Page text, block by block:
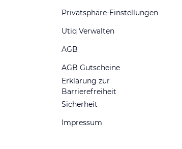
Privatsphäre-Einstellungen
Utiq Verwalten
AGB
AGB Gutscheine
Erklärung zur
Barrierefreiheit
Sicherheit
Impressum